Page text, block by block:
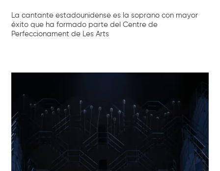
La cantante estadounidense es la soprano con mayor
éxito que ha formado parte del Centre de
Perfeccionament de Les Arts